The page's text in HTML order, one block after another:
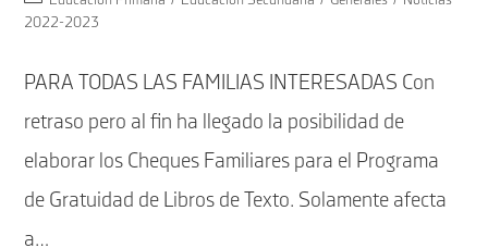
de
2022-2023
PARA TODAS LAS FAMILIAS INTERESADAS Con
retraso pero al fin ha llegado la posibilidad de
elaborar los Cheques Familiares para el Programa
de Gratuidad de Libros de Texto. Solamente afecta
a…